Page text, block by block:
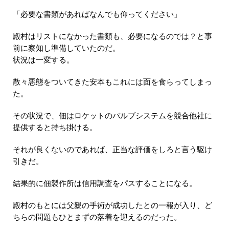
「必要な書類があればなんでも仰ってください」
殿村はリストになかった書類も、必要になるのでは？と事
前に察知し準備していたのだ。
状況は一変する。
散々悪態をついてきた安本もこれには面を食らってしまっ
た。
その状況で、佃はロケットのバルブシステムを競合他社に
提供すると持ち掛ける。
それが良くないのであれば、正当な評価をしろと言う駆け
引きだ。
結果的に佃製作所は信用調査をパスすることになる。
殿村のもとには父親の手術が成功したとの一報が入り、ど
ちらの問題もひとまずの落着を迎えるのだった。